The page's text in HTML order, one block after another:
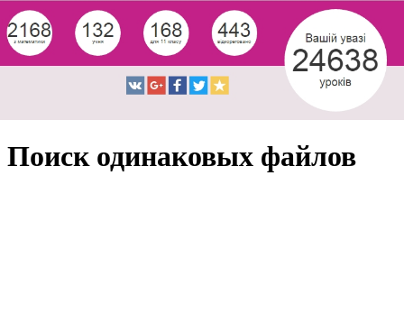
Поиск одинаковых файлов